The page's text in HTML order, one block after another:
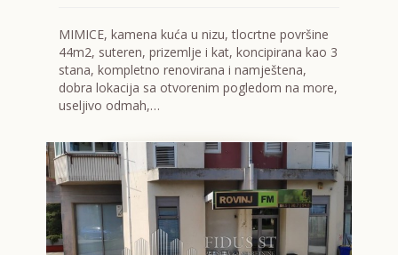
MIMICE, kamena kuća u nizu, tlocrtne površine
44m2, suteren, prizemlje i kat, koncipirana kao 3
stana, kompletno renovirana i namještena,
dobra lokacija sa otvorenim pogledom na more,
useljivo odmah,…